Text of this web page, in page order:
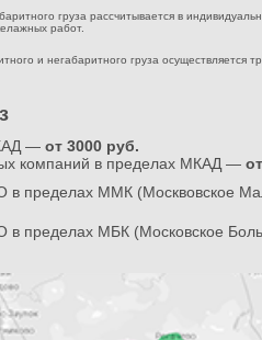
груза рассчитывается в
работ.
и негабаритного груза
— от 3000 руб.
компаний в пределах МКАД —
в пределах ММК (Москвовское
в пределах МБК (Московское